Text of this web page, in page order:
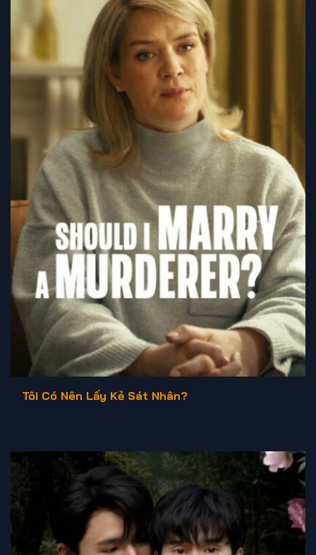
Tôi Có Nên Lấy Kẻ Sát Nhân?